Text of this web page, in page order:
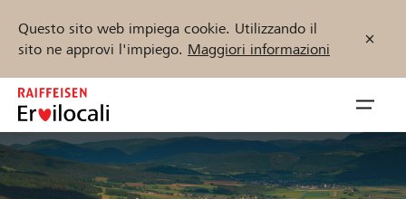
Questo sito web impiega cookie. Utilizzando il
sito ne approvi l'impiego. Maggiori informazioni
Zum
Inhalt
springen
öffnen
Inizia ora